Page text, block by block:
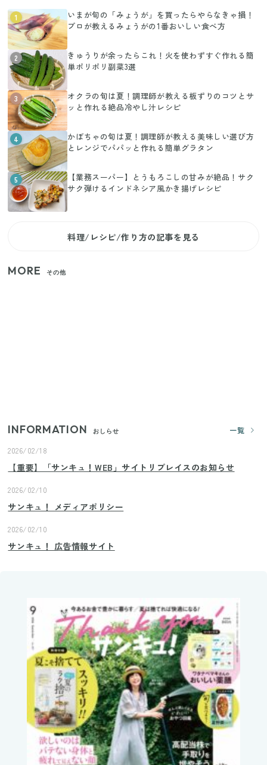
1
いまが旬の「みょうが」を買ったらやらなきゃ損！
プロが教えるみょうがの1番おいしい食べ方
2
きゅうりが余ったらこれ！火を使わずすぐ作れる簡
単ポリポリ副菜3選
3
オクラの旬は夏！調理師が教える板ずりのコツとサ
ッと作れる絶品冷やし汁レシピ
4
かぼちゃの旬は夏！調理師が教える美味しい選び方
とレンジでパパッと作れる簡単グラタン
5
【業務スーパー】とうもろこしの甘みが絶品！サク
サク弾けるインドネシア風かき揚げレシピ
料理/レシピ/作り方の記事を見る
MORE その他
INFORMATION おしらせ
一覧
2026/02/18
【重要】「サンキュ！WEB」サイトリプレイスのお知らせ
2026/02/10
サンキュ！ メディアポリシー
2026/02/10
サンキュ！ 広告情報サイト